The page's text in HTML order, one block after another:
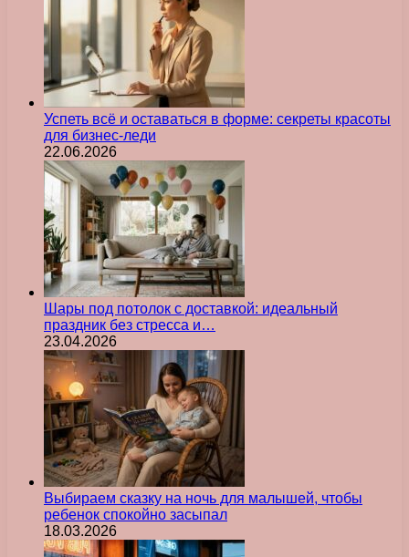
Успеть всё и оставаться в форме: секреты красоты
для бизнес-леди
22.06.2026
Шары под потолок с доставкой: идеальный
праздник без стресса и…
23.04.2026
Выбираем сказку на ночь для малышей, чтобы
ребенок спокойно засыпал
18.03.2026